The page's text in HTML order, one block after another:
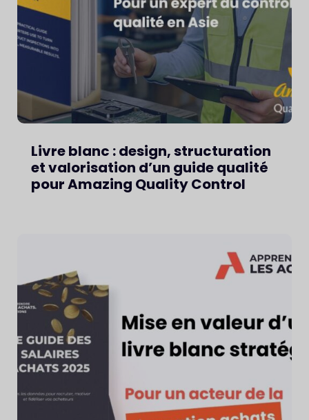
Livre blanc : design, structuration
et valorisation d’un guide qualité
pour Amazing Quality Control